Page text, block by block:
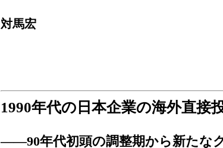
対馬宏
1990年代の日本企業の海外直接
――90年代初頭の調整期から新たな